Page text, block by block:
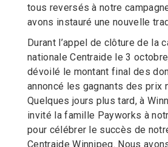
tous reversés à notre
avons instauré une nouvelle
Durant l’appel de clôture de la
nationale Centraide le 3
dévoilé le montant final des
annoncé les gagnants des prix
Quelques jours plus tard, à
invité la famille Payworks à
pour célébrer le succès de
Centraide Winnipeg. Nous